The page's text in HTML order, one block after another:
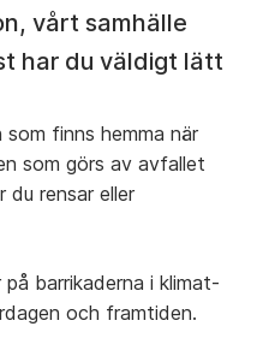
vårt samhälle
har du väldigt lätt
finns hemma när
som görs av avfallet
du rensar eller
barrikaderna i klimat-
och framtiden.